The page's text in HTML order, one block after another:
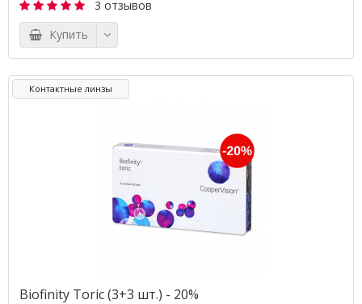
3 отзывов
Купить
Контактные линзы
Biofinity Toric (3+3 шт.) - 20%